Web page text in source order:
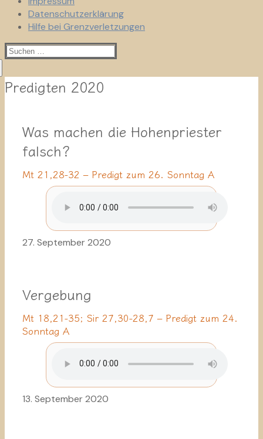
Datenschutzerklärung
Hilfe bei Grenzverletzungen
Suchen
nach:
Predigten 2020
Was machen die Hohenpriester
falsch?
Mt 21,28-32 – Predigt zum 26. Sonntag A
27. September 2020
Vergebung
Mt 18,21-35; Sir 27,30-28,7 – Predigt zum 24.
Sonntag A
13. September 2020